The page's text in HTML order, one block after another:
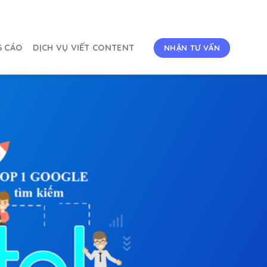
CÁO DỊCH VỤ VIẾT CONTENT NHẬN TƯ VẤN